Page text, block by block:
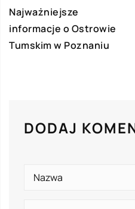
Najważniejsze
informacje o Ostrowie
Tumskim w Poznaniu
DODAJ